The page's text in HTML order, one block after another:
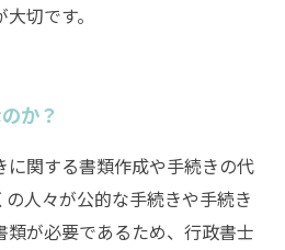
切です。
か？
関する書類作成や手続きの代
人々が公的な手続きや手続き
類が必要であるため、行政書士